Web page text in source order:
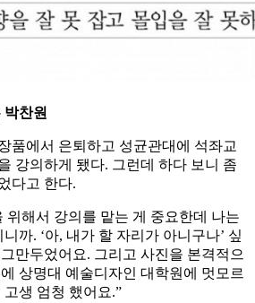
박찬원
품에서 은퇴하고 성균관대에 석좌교
강의하게 됐다. 그런데 하다 보니 좀
다고 한다.
위해서 강의를 맡는 게 중요한데 나는
까. ‘아, 내가 할 자리가 아니구나’ 싶
만두었어요. 그리고 사진을 본격적으
상명대 예술디자인 대학원에 멋모르
생 엄청 했어요.”